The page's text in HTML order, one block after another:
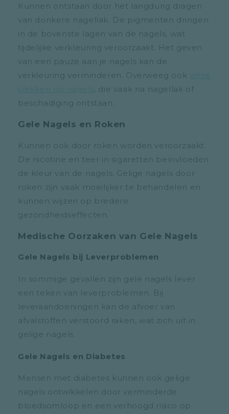
Kunnen ontstaan door het langdurig dragen
van donkere nagellak. De pigmenten dringen
in de bovenste lagen van de nagels, wat
tijdelijke verkleuring veroorzaakt. Het geven
van een pauze aan je nagels kan de
verkleuring verminderen. Overweeg ook
, die vaak na nagellak of
beschadiging ontstaan.
Gele Nagels en Roken
Kunnen ook door roken worden veroorzaakt.
De nicotine en teer in sigaretten beïnvloeden
de kleur van de nagels. Gelige nagels door
roken zijn vaak moeilijker te behandelen en
kunnen wijzen op bredere
gezondheidseffecten.
Medische Oorzaken van Gele Nagels
Gele Nagels bij Leverproblemen
In sommige gevallen zijn gele nagels lever
een teken van leverproblemen. Bij
leveraandoeningen kan de afvoer van
afvalstoffen verstoord raken, wat zich uit in
gelige nagels.
Gele Nagels en Diabetes
Mensen met diabetes kunnen ook gelige
nagels ontwikkelen door verminderde
bloedsomloop en een verhoogd risico op